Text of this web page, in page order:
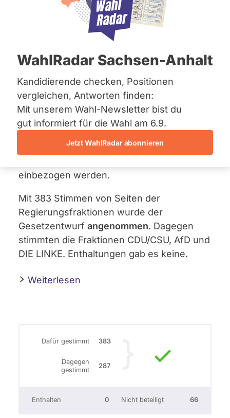
Bremen
Hamburg
Mecklenburg-Vorpommern
Nordrhein-Westfalen
Saarland
Sachsen
Sachsen-Anhalt
Sachsen-Anhalt
Schleswig-Holstein
Thüringen
Archiv
Über uns
Spenden
WahlRadar Sachsen-Anhalt
Kandidierende checken, Positionen
vergleichen, Antworten finden:
Mit unserem Wahl-Newsletter bist du
gut informiert für die Wahl am 6.9.
Jetzt WahlRadar abonnieren
07. Juli 2022
Gesetzentwurf der
Gesetz zur Änderung des
Bundesnaturschutzgesetzes (BNatSchG)
vor. Dadurch sollen
Genehmigungsverfahren für
Windenergieanlagen an Land vereinfacht
und Landschaftsschutzgebiete in
angemessenem Umfang in die Suche nach
einbezogen werden.
Mit 383 Stimmen von Seiten der
Regierungsfraktionen wurde der
Gesetzentwurf angenommen. Dagegen
stimmten die Fraktionen CDU/CSU, AfD und
DIE LINKE. Enthaltungen gab es keine.
Weiterlesen
Dafür gestimmt 383
Dagegen
gestimmt
287
Enthalten 0 Nicht beteiligt 66